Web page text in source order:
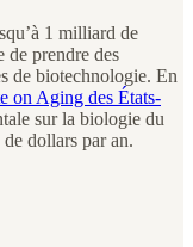
1 milliard de
de prendre des
de biotechnologie. En
on Aging des États-
sur la biologie du
dollars par an.